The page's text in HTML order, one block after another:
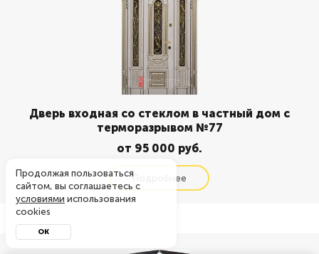
Дверь входная со стеклом в частный дом с
терморазрывом №77
от 95 000 руб.
Продолжая пользоваться
сайтом, вы соглашаетесь с
условиями использования
cookies
ОК